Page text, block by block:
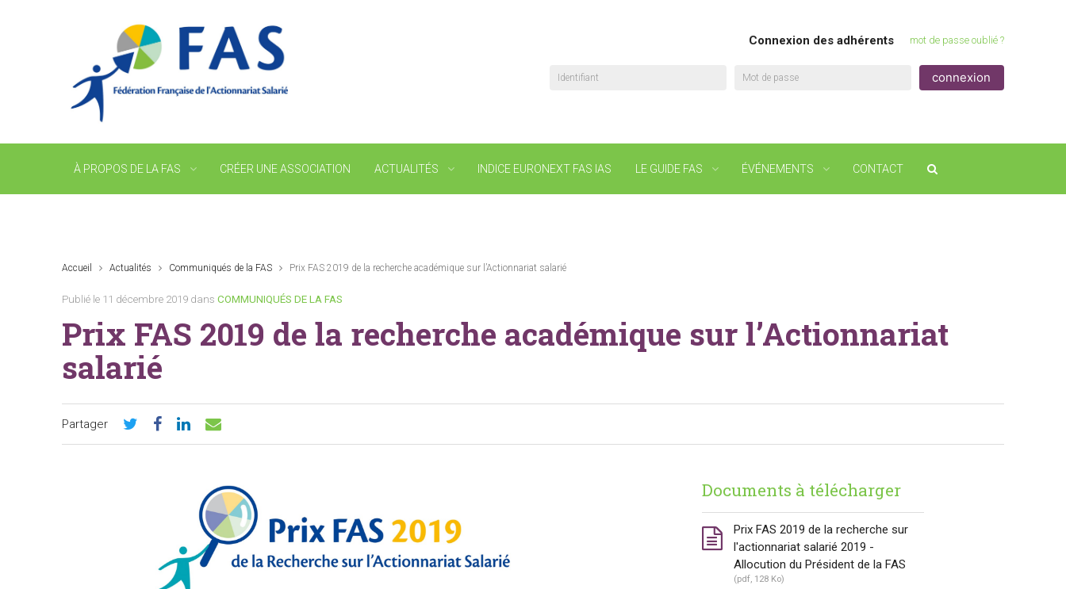
Connexion des adhérents mot de passe oublié ?
Identifiant Mot de passe
À PROPOS DE LA FAS CRÉER UNE ASSOCIATION ACTUALITÉS INDICE EURONEXT FAS IAS LE GUIDE FAS ÉVÉNEMENTS CONTACT
Accueil Actualités Communiqués de la FAS Prix FAS 2019 de la recherche académique sur l’Actionnariat salarié
Publié le 11 décembre 2019 dansCOMMUNIQUÉS DE LA FAS
Prix FAS 2019 de la recherche académique sur l’Actionnariat
salarié
Partager
Documents à télécharger
Prix FAS 2019 de la recherche sur
l'actionnariat salarié 2019 -
Allocution du Président de la FAS
(pdf, 128 Ko)